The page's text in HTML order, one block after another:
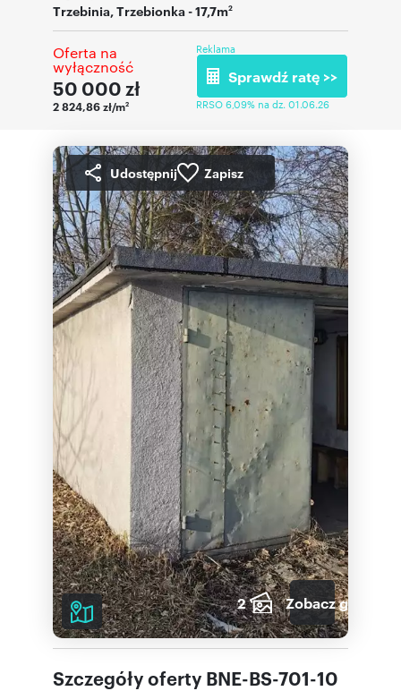
Trzebinia,Trzebionka- 17,7m2
Oferta na
wyłączność
50 000 zł
2 824,86 zł/m2
Reklama
Sprawdź ratę >>
RRSO 6,09% na dz. 01.06.26
Udostępnij Zapisz
2 Zobacz galerię
Szczegóły oferty BNE-BS-701-10